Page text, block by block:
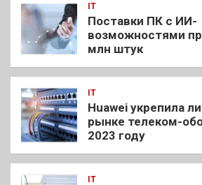
IT
Поставки ПК с ИИ-
возможностями
млн штук
IT
Huawei укрепила
рынке телеком-
2023 году
IT